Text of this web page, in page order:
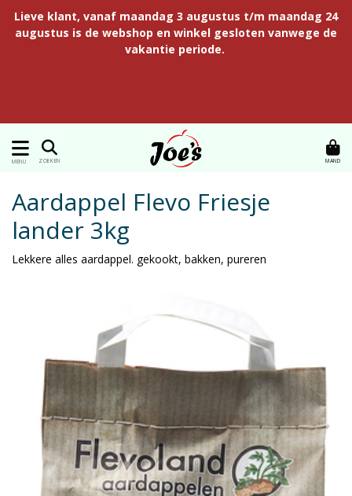
Lieve klant, vanaf maandag 3 augustus t/m maandag 24
augustus is de webshop en winkel gesloten vanwege de
vakantie periode.
MENU ZOEKEN MAND
Aardappel Flevo Friesje
lander 3kg
Lekkere alles aardappel. gekookt, bakken, pureren